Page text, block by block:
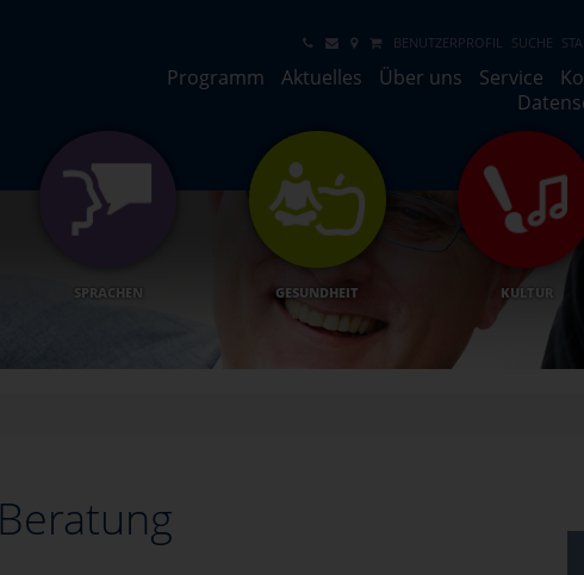
BENUTZERPROFIL SUCHE
Programm Aktuelles Über uns Service
SPRACHEN GESUNDHEIT KULTUR
Beratung